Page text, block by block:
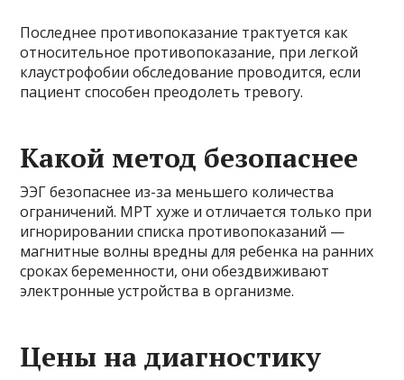
Последнее противопоказание трактуется как
относительное противопоказание, при легкой
клаустрофобии обследование проводится, если
пациент способен преодолеть тревогу.
Какой метод безопаснее
ЭЭГ безопаснее из-за меньшего количества
ограничений. МРТ хуже и отличается только при
игнорировании списка противопоказаний —
магнитные волны вредны для ребенка на ранних
сроках беременности, они обездвиживают
электронные устройства в организме.
Цены на диагностику